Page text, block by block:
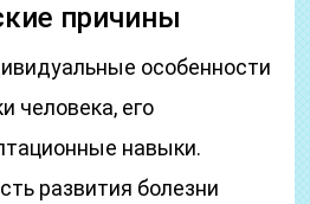
причины
особенности
человека, его
навыки.
развития болезни